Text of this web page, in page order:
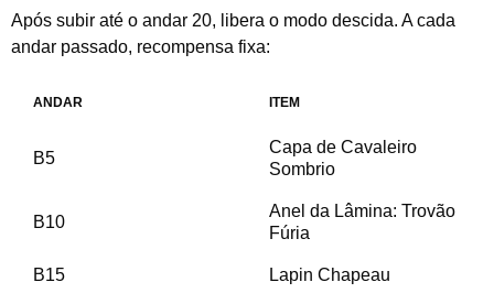
Após subir até o andar 20, libera o modo descida. A cada
andar passado, recompensa fixa:
ANDAR ITEM
B5
Capa de Cavaleiro
Sombrio
B10
Anel da Lâmina: Trovão
Fúria
B15 Lapin Chapeau